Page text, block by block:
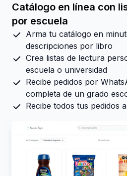
Catálogo en línea con
por escuela
Arma tu catálogo en
descripciones por libro
Crea listas de lectura
escuela o universidad
Recibe pedidos por
completa de un grado
Recibe todos tus pedidos